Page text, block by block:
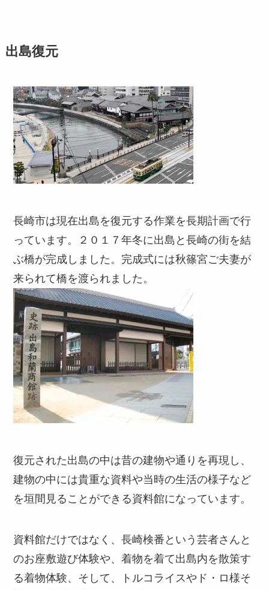
出島復元
長崎市は現在出島を復元する作業を長期計画で行
っています。２０１７年冬に出島と長崎の街を結
ぶ橋が完成しました。完成式には秋篠宮ご夫妻が
来られて橋を渡られました。
復元された出島の中は昔の建物や通りを再現し、
建物の中には貴重な資料や当時の生活の様子など
を垣間見ることができる資料館になっています。
資料館だけではなく、長崎検番という芸者さんと
のお座敷遊び体験や、着物を着て出島内を散策す
る着物体験、そして、トルコライスやド・ロ様そ